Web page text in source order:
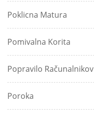
Poklicna Matura
Pomivalna Korita
Popravilo Računalnikov
Poroka